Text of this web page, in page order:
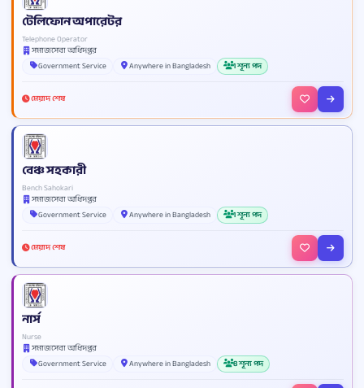
টেলিফোন অপারেটর
Telephone Operator
সমাজসেবা অধিদপ্তর
Government Service
Anywhere in Bangladesh 1 শূন্য পদ
মেয়াদ শেষ
বেঞ্চ সহকারী
Bench Sahokari
সমাজসেবা অধিদপ্তর
Government Service
Anywhere in Bangladesh 1 শূন্য পদ
মেয়াদ শেষ
নার্স
Nurse
সমাজসেবা অধিদপ্তর
Government Service
Anywhere in Bangladesh 8 শূন্য পদ